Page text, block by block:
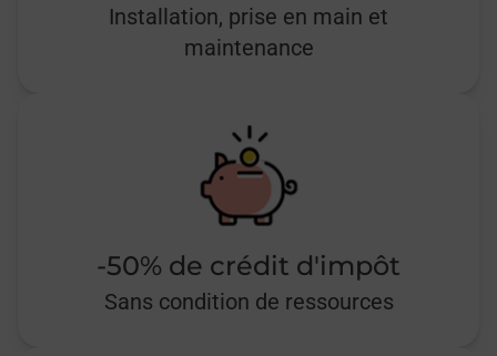
Installation, prise en main et
maintenance
-50% de crédit d'impôt
Sans condition de ressources